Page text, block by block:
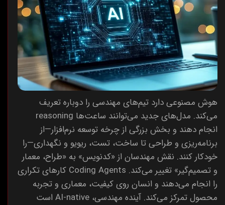
هوش مصنوعی دارد تیم‌های مهندسی را دوباره تعریف
می‌کند. مدل‌های جدید می‌توانند ساعت‌ها reasoning
انجام دهند و بخش بزرگی از چرخه توسعه نرم‌افزار—از
برنامه‌ریزی و طراحی تا ساخت، تست، ریویو و نگهداری—را
خودکار کنند. نقش مهندسان از «کدنویس» به «طراح، معمار
و تصمیم‌گیر» تغییر می‌کند. Coding Agents کارهای تکراری
را انجام می‌دهند و انسان روی کیفیت، معماری و تجربه
محصول تمرکز می‌کند. آینده مهندسی، AI-native است